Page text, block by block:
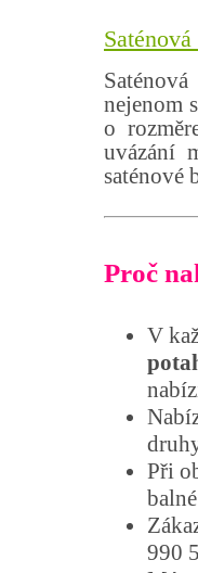
nejenom
o
uvázání
saténové
Proč
V
Při
990